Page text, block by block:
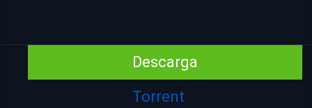
Descarga
Torrent